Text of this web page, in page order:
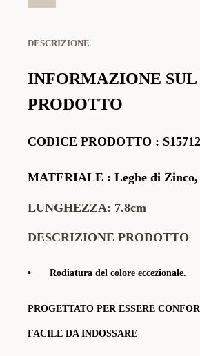
DESCRIZIONE
INFORMAZIONE SUL
PRODOTTO
CODICE PRODOTTO :
MATERIALE : Leghe di
LUNGHEZZA: 7.8cm
DESCRIZIONE PRODOTTO
• Rodiatura del colore eccezionale.
PROGETTATO PER ESSERE
FACILE DA INDOSSARE